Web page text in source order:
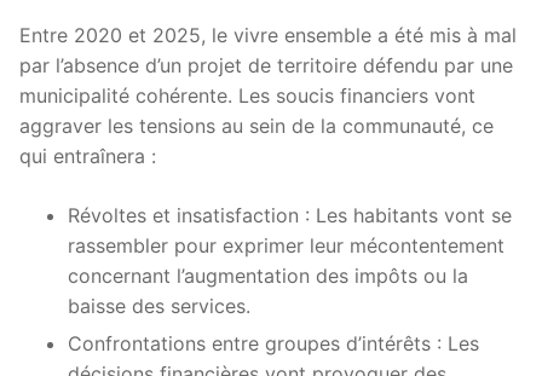
Entre 2020 et 2025, le vivre ensemble a été mis à mal
par l’absence d’un projet de territoire défendu par une
municipalité cohérente. Les soucis financiers vont
aggraver les tensions au sein de la communauté, ce
qui entraînera :
Révoltes et insatisfaction : Les habitants vont se
rassembler pour exprimer leur mécontentement
concernant l’augmentation des impôts ou la
baisse des services.
Confrontations entre groupes d’intérêts : Les